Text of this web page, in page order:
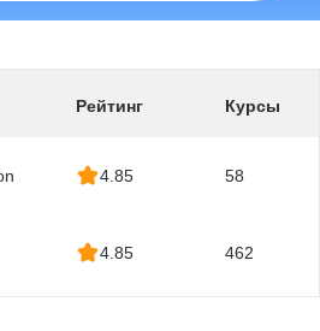
Рейтинг Курсы
4.85 58
4.85 462